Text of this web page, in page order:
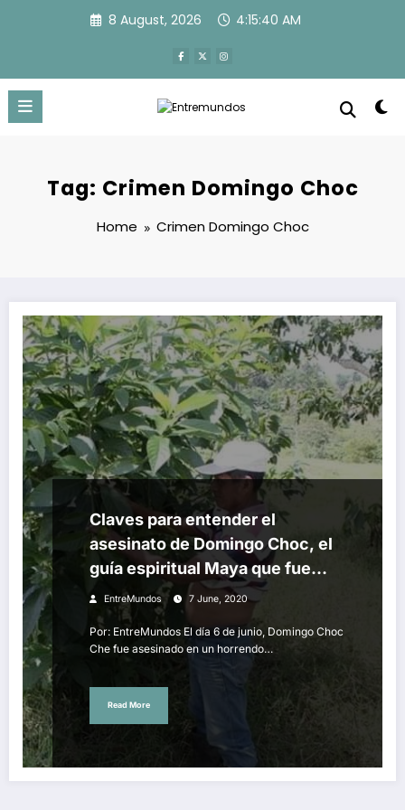
8 August, 2026 4:15:40 AM
Tag: Crimen Domingo Choc
Home Crimen Domingo Choc
Claves para entender el
asesinato de Domingo Choc, el
guía espiritual Maya que fue
quemado vivo.
EntreMundos 7 June, 2020
Por: EntreMundos El día 6 de junio, Domingo Choc
Che fue asesinado en un horrendo…
Read More